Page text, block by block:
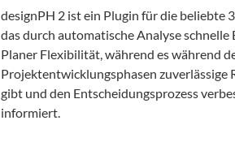
designPH 2 ist ein Plugin für die
das durch automatische Analyse
Planer Flexibilität, während es während
Projektentwicklungsphasen zuverlässige
gibt und den Entscheidungsprozess
informiert.